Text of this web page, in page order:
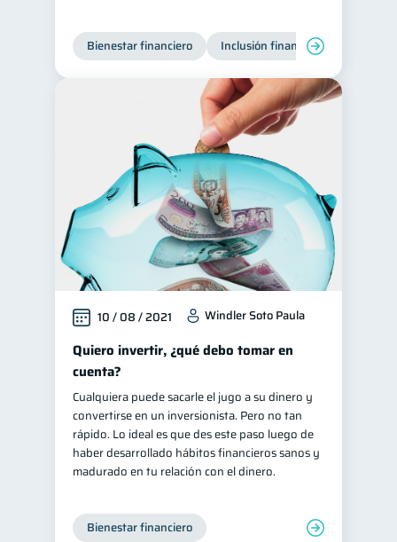
Bienestar financiero Inclusión financiera
10 / 08 / 2021 Windler Soto Paula
Quiero invertir, ¿qué debo tomar en
cuenta?
Cualquiera puede sacarle el jugo a su dinero y
convertirse en un inversionista. Pero no tan
rápido. Lo ideal es que des este paso luego de
haber desarrollado hábitos financieros sanos y
madurado en tu relación con el dinero.
Bienestar financiero